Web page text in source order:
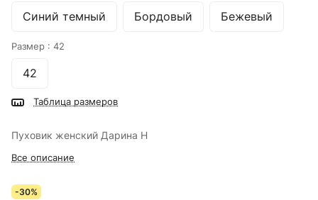
Синий темный Бордовый Бежевый
Размер : 42
42
Таблица размеров
Пуховик женский Дарина Н
Все описание
-30%